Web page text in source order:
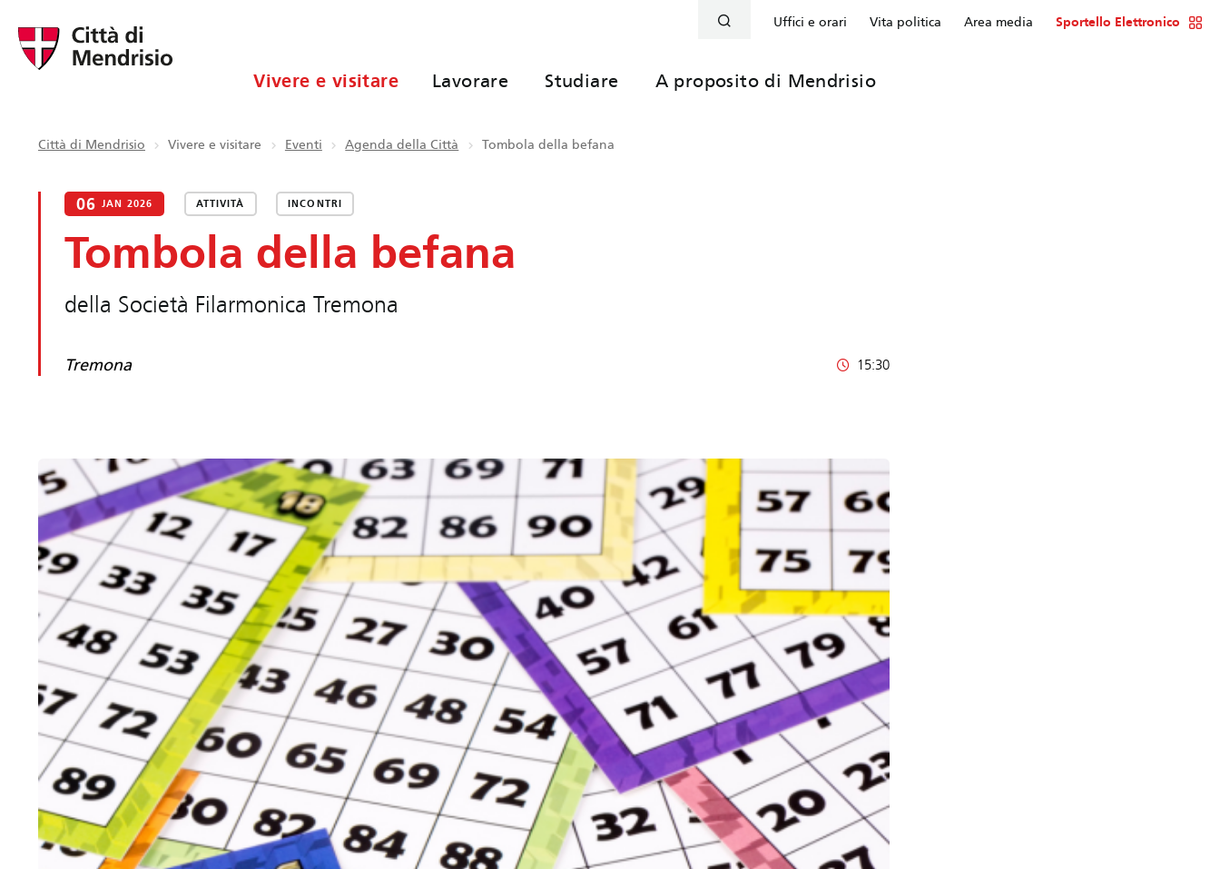
Uffici e orari Vita politica Area media Sportello Elettronico
Vivere e visitare Lavorare Studiare A proposito di Mendrisio
Città di Mendrisio Vivere e visitare Eventi Agenda della Città Tombola della befana
06 JAN 2026 ATTIVITÀ INCONTRI
Tombola della befana
della Società Filarmonica Tremona
Tremona 15:30